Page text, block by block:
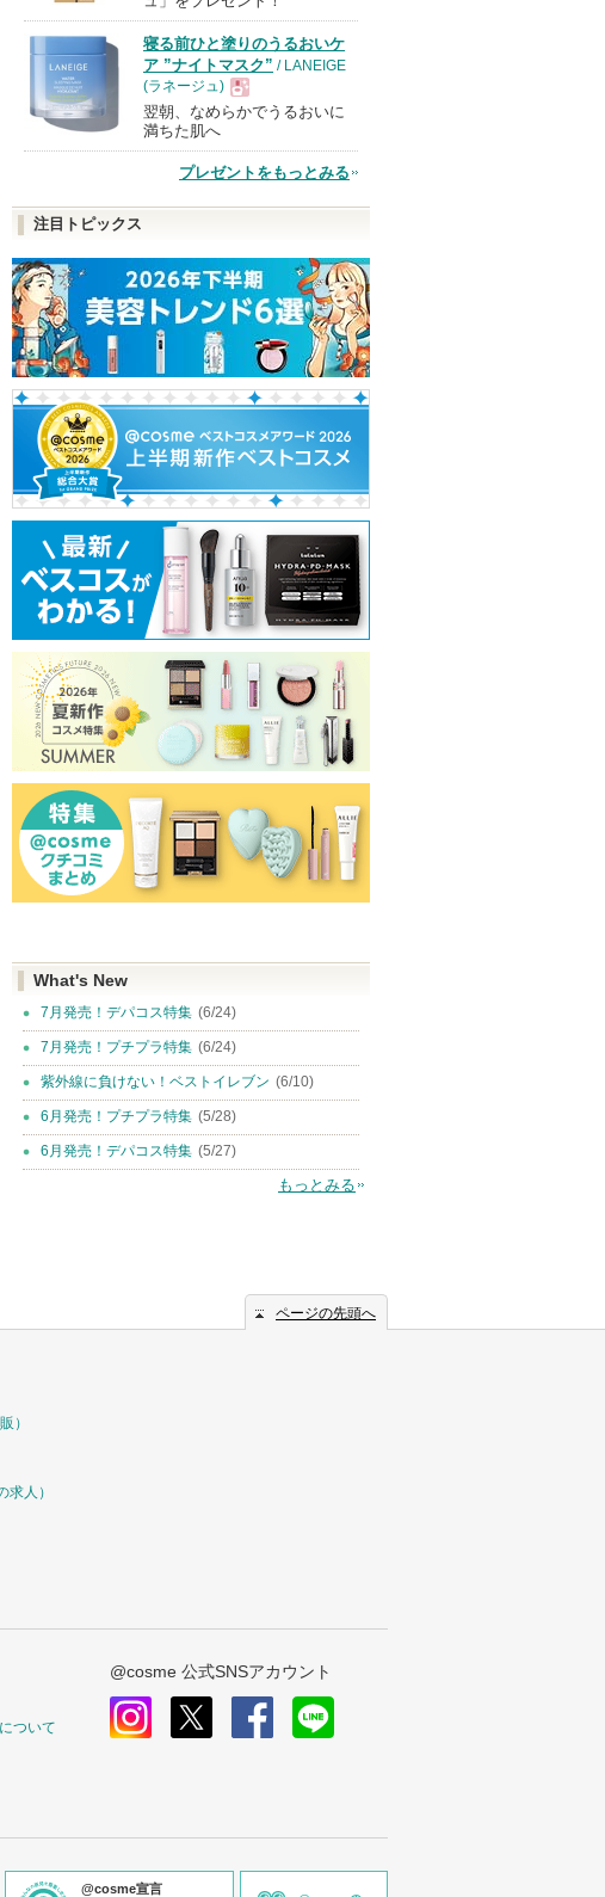
品
寝る前ひと塗りのうるおいケ
ア ”ナイトマスク” / LANEIGE
(ラネージュ)
現
品
翌朝、なめらかでうるおいに
満ちた肌へ
プレゼントをもっとみる
注目トピックス
What's New
7月発売！デパコス特集 (6/24)
7月発売！プチプラ特集 (6/24)
紫外線に負けない！ベストイレブン (6/10)
6月発売！プチプラ特集 (5/28)
6月発売！デパコス特集 (5/27)
もっとみる
ページの先頭へ
）
求人）
ついて
@cosme 公式SNSアカウント
@cosme宣言